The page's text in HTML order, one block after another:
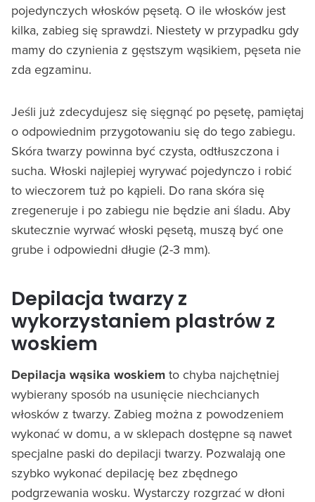
pojedynczych włosków pęsetą. O ile włosków jest
kilka, zabieg się sprawdzi. Niestety w przypadku gdy
mamy do czynienia z gęstszym wąsikiem, pęseta nie
zda egzaminu.
Jeśli już zdecydujesz się sięgnąć po pęsetę, pamiętaj
o odpowiednim przygotowaniu się do tego zabiegu.
Skóra twarzy powinna być czysta, odtłuszczona i
sucha. Włoski najlepiej wyrywać pojedynczo i robić
to wieczorem tuż po kąpieli. Do rana skóra się
zregeneruje i po zabiegu nie będzie ani śladu. Aby
skutecznie wyrwać włoski pęsetą, muszą być one
grube i odpowiedni długie (2-3 mm).
Depilacja twarzy z
wykorzystaniem plastrów z
woskiem
Depilacja wąsika woskiem to chyba najchętniej
wybierany sposób na usunięcie niechcianych
włosków z twarzy. Zabieg można z powodzeniem
wykonać w domu, a w sklepach dostępne są nawet
specjalne paski do depilacji twarzy. Pozwalają one
szybko wykonać depilację bez zbędnego
podgrzewania wosku. Wystarczy rozgrzać w dłoni